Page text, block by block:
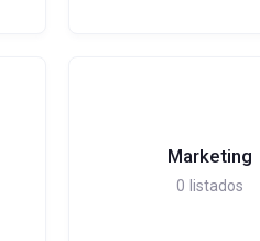
Marketing
0 listados